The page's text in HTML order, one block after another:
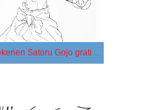
Tekenen Satoru Gojo gratis afdrukbaar eenvoudig